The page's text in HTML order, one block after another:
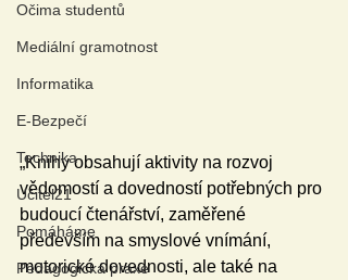
Očima studentů
Mediální gramotnost
Informatika
E-Bezpečí
Technika
Učitel21
Pomáháme
Pedagogická praxe
„Knihy obsahují aktivity na rozvoj
vědomostí a dovedností potřebných pro
budoucí čtenářství, zaměřené
především na smyslové vnímání,
motorické dovednosti, ale také na